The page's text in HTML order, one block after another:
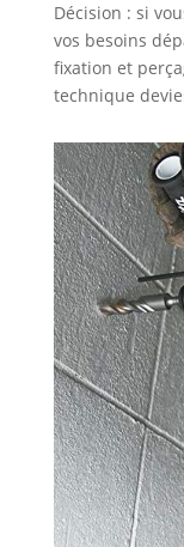
Décision : si
vos besoins
fixation et
technique